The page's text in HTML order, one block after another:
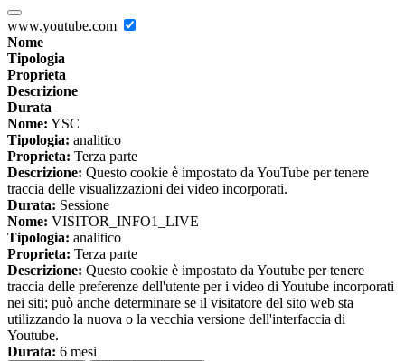
www.youtube.com
Nome
Tipologia
Proprieta
Descrizione
Durata
Nome: YSC
Tipologia: analitico
Proprieta: Terza parte
Descrizione: Questo cookie è impostato da YouTube per tenere
traccia delle visualizzazioni dei video incorporati.
Durata: Sessione
Nome: VISITOR_INFO1_LIVE
Tipologia: analitico
Proprieta: Terza parte
Descrizione: Questo cookie è impostato da Youtube per tenere
traccia delle preferenze dell'utente per i video di Youtube incorporati
nei siti; può anche determinare se il visitatore del sito web sta
utilizzando la nuova o la vecchia versione dell'interfaccia di
Youtube.
Durata: 6 mesi